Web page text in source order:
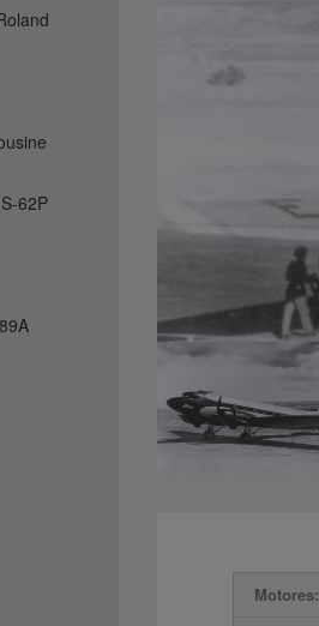
Motores:
62P